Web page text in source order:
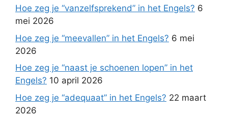
Hoe zeg je “vanzelfsprekend” in het Engels? 6
mei 2026
Hoe zeg je “meevallen” in het Engels? 6 mei
2026
Hoe zeg je “naast je schoenen lopen” in het
Engels? 10 april 2026
Hoe zeg je “adequaat” in het Engels? 22 maart
2026